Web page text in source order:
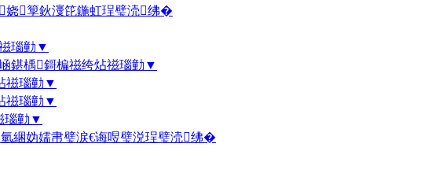
娆箰鈥濅笓鍦虹珵璧涜绋�
瑙勭▼
鍖楀鎶楄禌绔炶禌瑙勭▼
禌瑙勭▼
禌瑙勭▼
瑙勭▼
綑妫嬬帇璧涙€诲喅璧涚珵璧涜绋�